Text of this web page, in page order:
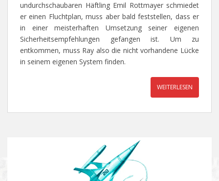
undurchschaubaren Häftling Emil Rottmayer schmiedet
er einen Fluchtplan, muss aber bald feststellen, dass er
in einer meisterhaften Umsetzung seiner eigenen
Sicherheitsempfehlungen gefangen ist. Um zu
entkommen, muss Ray also die nicht vorhandene Lücke
in seinem eigenen System finden.
WEITERLESEN